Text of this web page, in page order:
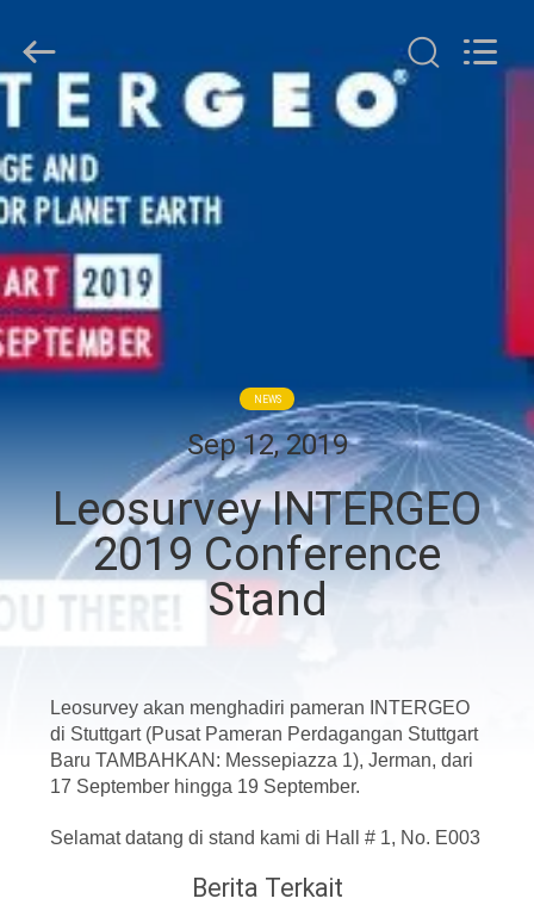
RUMAH
PRODUK
TENTANG
KAMI
PABRIK
KONTROL
KUALITAS
PERMINTAAN
PENAWARAN
Instrument
Co.,Ltd.
All
Rights
NEWS
Sep 12, 2019
Leosurvey INTERGEO
2019 Conference
Stand
Leosurvey akan menghadiri pameran INTERGEO
di Stuttgart (Pusat Pameran Perdagangan Stuttgart
Baru TAMBAHKAN: Messepiazza 1), Jerman, dari
17 September hingga 19 September.
Selamat datang di stand kami di Hall # 1, No. E003
Berita Terkait